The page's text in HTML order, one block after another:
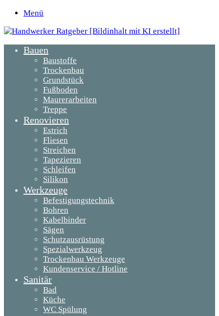
Menü
Bauen
Baustoffe
Trockenbau
Grundstück
Fußboden
Maurerarbeiten
Treppe
Renovieren
Estrich
Fliesen
Streichen
Tapezieren
Schleifen
Silikon
Werkzeuge
Befestigungstechnik
Bohren
Kabelbinder
Sägen
Schutzausrüstung
Spezialwerkzeug
Trockenbau Werkzeuge
Kundenservice / Hotline
Sanitär
Bad
Küche
WC Spülung